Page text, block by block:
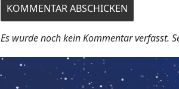
Es wurde noch kein Kommentar verfasst.